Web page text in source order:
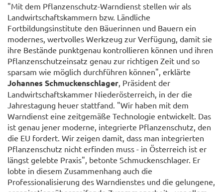
"Mit dem Pflanzenschutz-Warndienst stellen wir als
Landwirtschaftskammern bzw. Ländliche
Fortbildungsinstitute den Bäuerinnen und Bauern ein
modernes, wertvolles Werkzeug zur Verfügung, damit sie
ihre Bestände punktgenau kontrollieren können und ihren
Pflanzenschutzeinsatz genau zur richtigen Zeit und so
sparsam wie möglich durchführen können", erklärte
Johannes Schmuckenschlager , Präsident der
Landwirtschaftskammer Niederösterreich, in der die
Jahrestagung heuer stattfand. "Wir haben mit dem
Warndienst eine zeitgemäße Technologie entwickelt. Das
ist genau jener moderne, integrierte Pflanzenschutz, den
die EU fordert. Wir zeigen damit, dass man integrierten
Pflanzenschutz nicht erfinden muss - in Österreich ist er
längst gelebte Praxis", betonte Schmuckenschlager. Er
lobte in diesem Zusammenhang auch die
Professionalisierung des Warndienstes und die gelungene,